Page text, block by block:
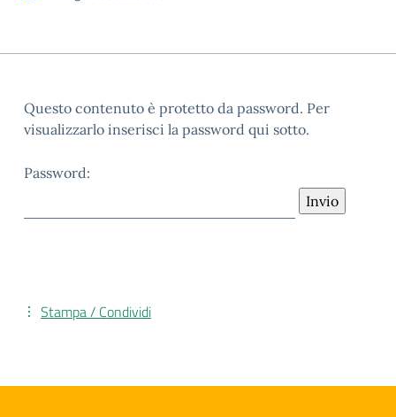
Questo contenuto è protetto da password. Per
visualizzarlo inserisci la password qui sotto.
Password:
Stampa / Condividi